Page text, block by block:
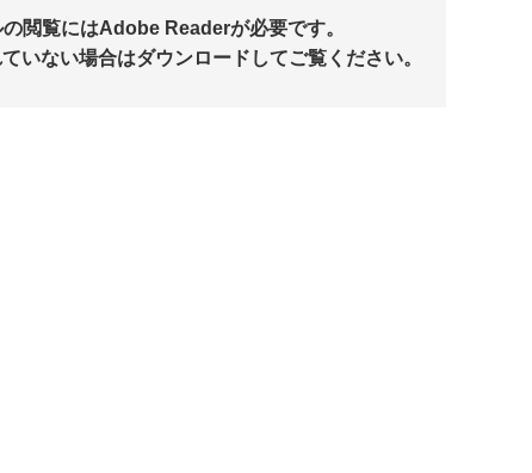
閲覧にはAdobe Readerが必要です。
いない場合はダウンロードしてご覧ください。